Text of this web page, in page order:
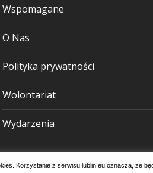
Wspomagane
O Nas
Polityka prywatności
Wolontariat
Wydarzenia
Korzystanie z serwisu lublin.eu oznacza, że